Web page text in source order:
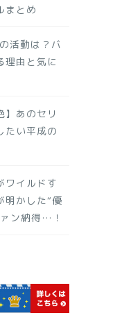
まとめ
活動は？バ
理由と気に
】あのセリ
たい平成の
ワイルドす
明かした“優
ン納得…！